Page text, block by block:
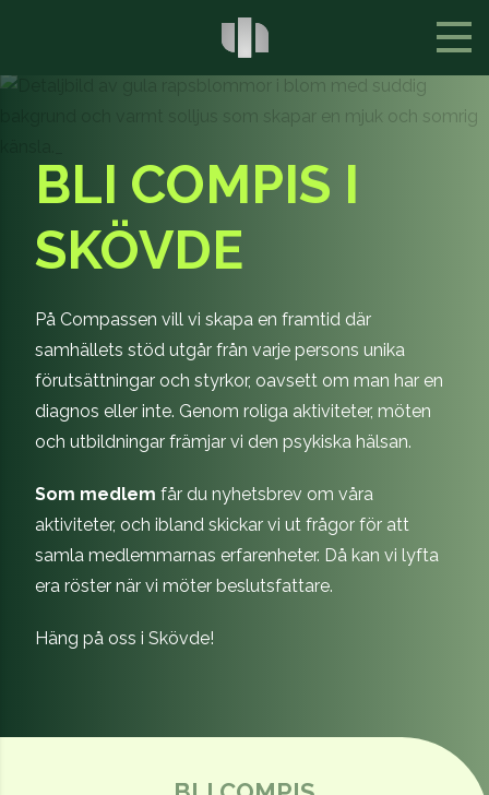
BLI COMPIS I
SKÖVDE
På Compassen vill vi skapa en framtid där
samhällets stöd utgår från varje persons unika
förutsättningar och styrkor, oavsett om man har en
diagnos eller inte. Genom roliga aktiviteter, möten
och utbildningar främjar vi den psykiska hälsan.
Som medlem får du nyhetsbrev om våra
aktiviteter, och ibland skickar vi ut frågor för att
samla medlemmarnas erfarenheter. Då kan vi lyfta
era röster när vi möter beslutsfattare.
Häng på oss i Skövde!